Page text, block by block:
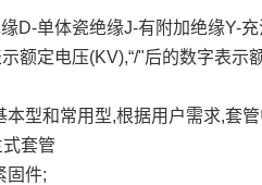
D-单体瓷绝缘J-有附加绝缘Y-
额定电压(KV),“/"后的数字表示
型和常用型,根据用户需求,套
套管
固件;